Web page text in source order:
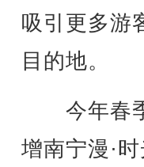
吸引更多游
目的地。
今年春季
增南宁漫·